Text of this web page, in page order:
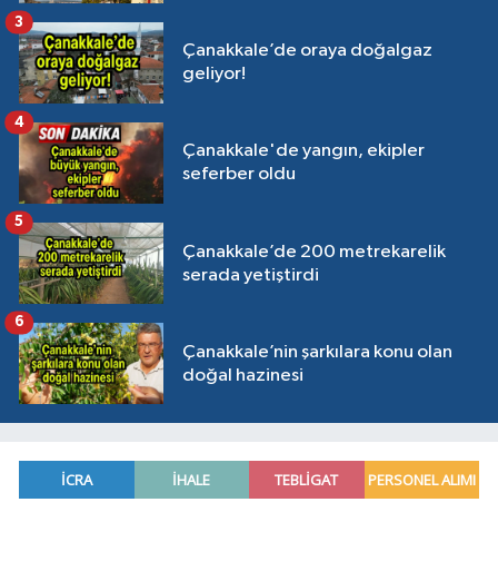
Çanakkale’de oraya doğalgaz
geliyor!
3
Çanakkale'de yangın, ekipler
seferber oldu
4
Çanakkale’de 200 metrekarelik
serada yetiştirdi
5
Çanakkale’nin şarkılara konu olan
doğal hazinesi
6